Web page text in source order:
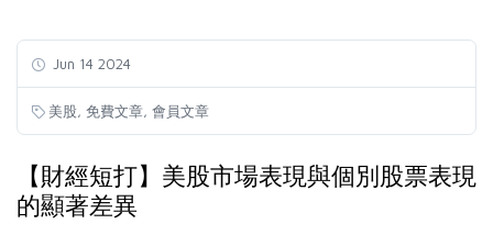
Jun 14 2024
美股 免費文章 會員文章
【財經短打】美股市場表現與個別股票表現
的顯著差異